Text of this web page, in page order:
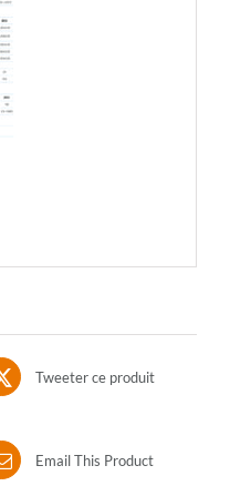
Tweeter ce produit
Email This Product